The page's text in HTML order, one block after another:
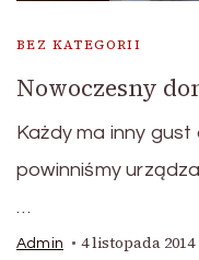
BEZ KATEGORII
Nowoczesny
Każdy ma inny
powinniśmy
…
Admin 4 listopada 2014